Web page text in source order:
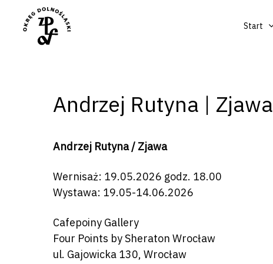
Start
Andrzej Rutyna | Zjawa
Andrzej Rutyna / Zjawa
Wernisaż: 19.05.2026 godz. 18.00
Wystawa: 19.05-14.06.2026
Cafepoiny Gallery
Four Points by Sheraton Wrocław
ul. Gajowicka 130, Wrocław